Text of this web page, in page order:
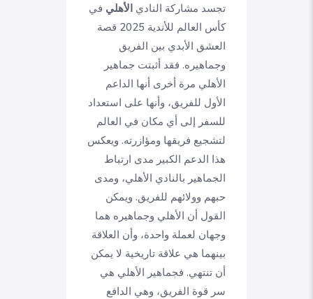
تجسد مشاركة النادي الأهلي في
كأس العالم للأندية 2025 قصة
العشق الأبدي بين الفريق
وجماهيره. فقد أثبتت جماهير
الأهلي مرة أخرى أنها الداعم
الأول للفريق، وأنها على استعداد
للسفر إلى أي مكان في العالم
لتشجيع فريقها ومؤازرته. ويعكس
هذا الدعم الكبير مدى ارتباط
الجماهير بالنادي الأهلي، ومدى
حبهم وولائهم للفريق. ويمكن
القول أن الأهلي وجماهيره هما
وجهان لعملة واحدة، وأن العلاقة
بينهما هي علاقة تاريخية لا يمكن
أن تنتهي. فجماهير الأهلي هي
سر قوة الفريق، وهي الدافع